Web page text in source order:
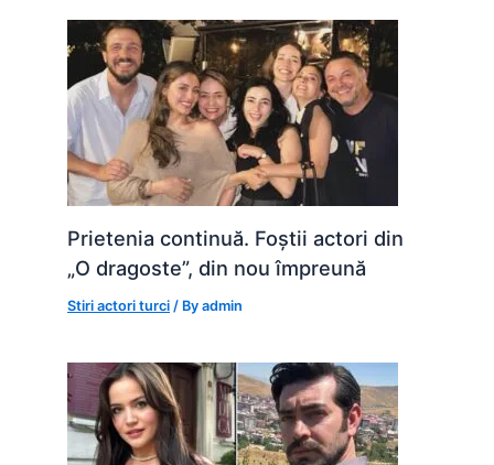
Prietenia continuă. Foștii actori din
„O dragoste”, din nou împreună
Stiri actori turci / Byadmin